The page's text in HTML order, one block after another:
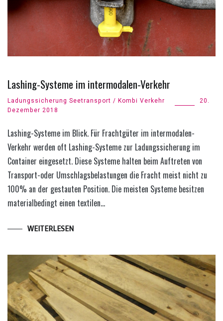
Lashing-Systeme im intermodalen-Verkehr
Ladungssicherung Seetransport / Kombi Verkehr
20.
Dezember 2018
Lashing-Systeme im Blick. Für Frachtgüter im intermodalen-
Verkehr werden oft Lashing-Systeme zur Ladungssicherung im
Container eingesetzt. Diese Systeme halten beim Auftreten von
Transport-oder Umschlagsbelastungen die Fracht meist nicht zu
100% an der gestauten Position. Die meisten Systeme besitzen
materialbedingt einen textilen…
WEITERLESEN